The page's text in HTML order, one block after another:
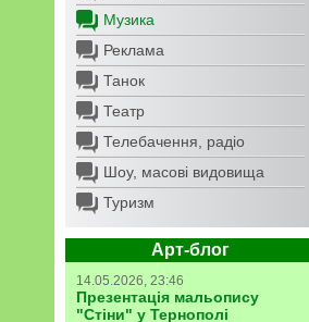
Музика
Реклама
Танок
Театр
Телебачення, радіо
Шоу, масові видовища
Туризм
Арт-блог
14.05.2026, 23:46
Презентація мальопису
"Стіни" у Тернополі